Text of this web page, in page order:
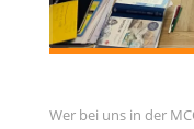
Wer bei uns in der